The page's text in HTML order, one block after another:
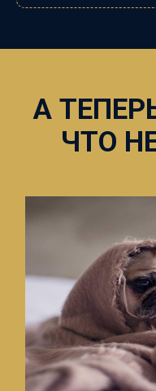
А
ЧТО